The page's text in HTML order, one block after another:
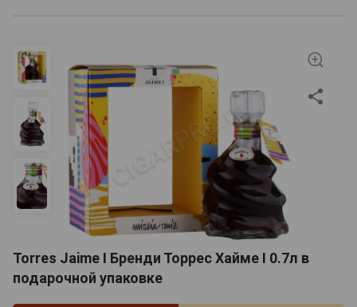
Torres Jaime I Бренди Торрес Хайме I 0.7л в
подарочной упаковке